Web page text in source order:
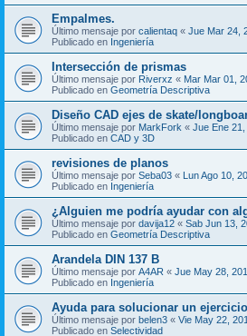
Empalmes.
Último mensaje por calientaq « Jue Mar 24,
Publicado en Ingeniería
Intersección de prismas
Último mensaje por Riverxz « Mar Mar 01,
Publicado en Geometría Descriptiva
Diseño CAD ejes de skate/
Último mensaje por MarkFork « Jue Ene
Publicado en CAD y 3D
revisiones de planos
Último mensaje por Seba03 « Lun Ago 10,
Publicado en Ingeniería
¿Alguien me podría ayudar con
Último mensaje por davija12 « Sab Jun 13,
Publicado en Geometría Descriptiva
Arandela DIN 137 B
Último mensaje por A4AR « Jue May 28,
Publicado en Ingeniería
Ayuda para solucionar un
Último mensaje por belen3 « Vie May 22,
Publicado en Selectividad